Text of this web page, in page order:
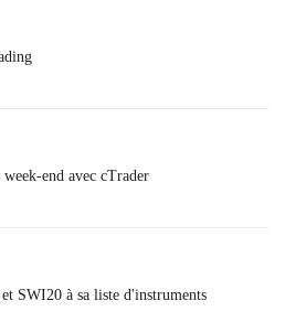
end avec cTrader
SWI20 à sa liste d'instruments